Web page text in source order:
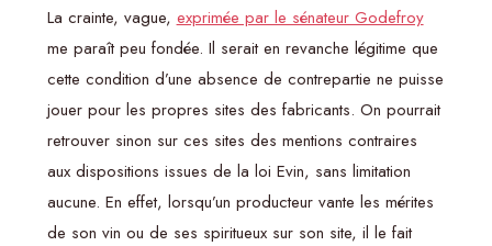
La crainte, vague, exprimée par le sénateur Godefroy
me paraît peu fondée. Il serait en revanche légitime que
cette condition d’une absence de contrepartie ne puisse
jouer pour les propres sites des fabricants. On pourrait
retrouver sinon sur ces sites des mentions contraires
aux dispositions issues de la loi Evin, sans limitation
aucune. En effet, lorsqu’un producteur vante les mérites
de son vin ou de ses spiritueux sur son site, il le fait